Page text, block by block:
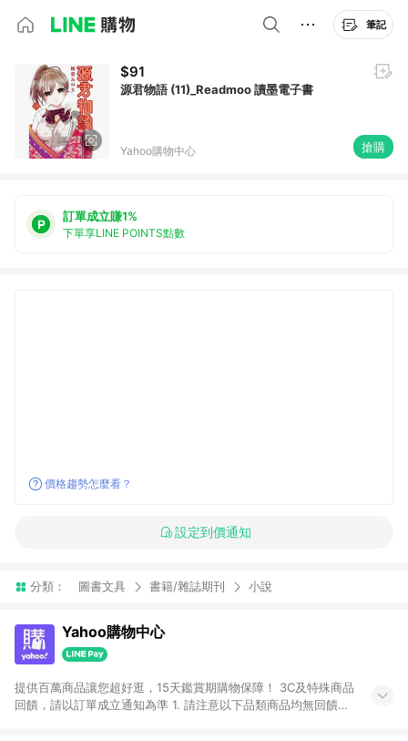
筆記
$91
源君物語 (11)_Readmoo 讀墨電子書
Yahoo購物中心 搶購
訂單成立賺1%
下單享LINE POINTS點數
價格趨勢怎麼看？
設定到價通知
分類： 圖書文具 書籍/雜誌期刊 小說
Yahoo購物中心
提供百萬商品讓您超好逛，15天鑑賞期購物保障！ 3C及特殊商品
回饋，請以訂單成立通知為準 1. 請注意以下品類商品均無回饋：